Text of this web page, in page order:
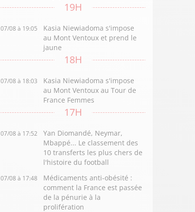
19H
07/08 à 19:05
Kasia Niewiadoma s'impose
au Mont Ventoux et prend le
jaune
18H
07/08 à 18:03
Kasia Niewiadoma s'impose
au Mont Ventoux au Tour de
France Femmes
17H
07/08 à 17:52
Yan Diomandé, Neymar,
Mbappé... Le classement des
10 transferts les plus chers de
l'histoire du football
07/08 à 17:48
Médicaments anti-obésité :
comment la France est passée
de la pénurie à la
prolifération